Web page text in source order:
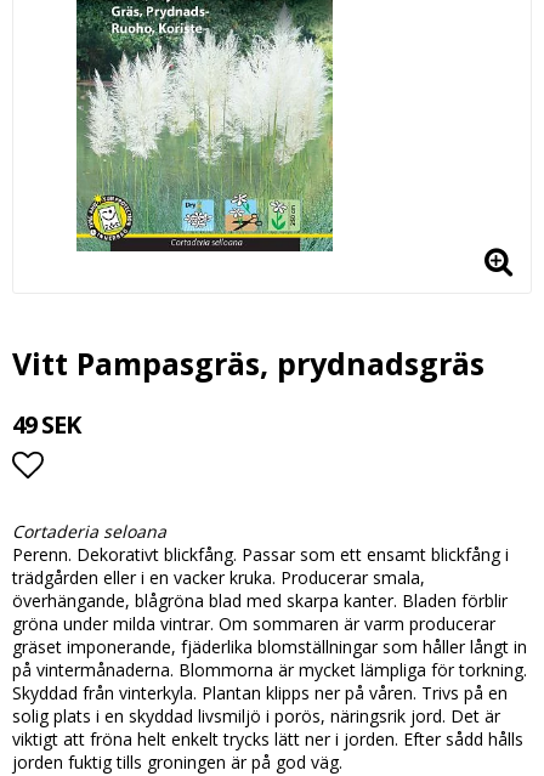
Vitt Pampasgräs, prydnadsgräs
49 SEK
Cortaderia seloana
Perenn. Dekorativt blickfång. Passar som ett ensamt blickfång i
trädgården eller i en vacker kruka. Producerar smala,
överhängande, blågröna blad med skarpa kanter. Bladen förblir
gröna under milda vintrar. Om sommaren är varm producerar
gräset imponerande, fjäderlika blomställningar som håller långt in
på vintermånaderna. Blommorna är mycket lämpliga för torkning.
Skyddad från vinterkyla. Plantan klipps ner på våren. Trivs på en
solig plats i en skyddad livsmiljö i porös, näringsrik jord. Det är
viktigt att fröna helt enkelt trycks lätt ner i jorden. Efter sådd hålls
jorden fuktig tills groningen är på god väg.